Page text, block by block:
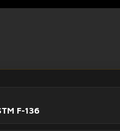
F-136